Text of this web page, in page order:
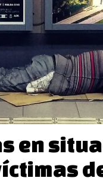
en